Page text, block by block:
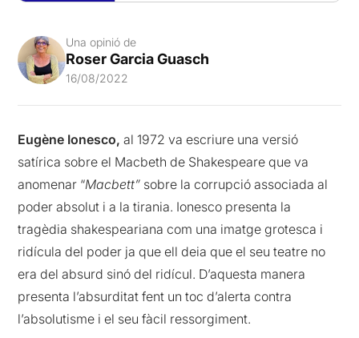
Una opinió de
Roser Garcia Guasch
16/08/2022
Eugène Ionesco,al 1972 va escriure una versió
satírica sobre el Macbeth de Shakespeare que va
anomenar “Macbett” sobre la corrupció associada al
poder absolut i a la tirania. Ionesco presenta la
tragèdia shakespeariana com una imatge grotesca i
ridícula del poder ja que ell deia que el seu teatre no
era del absurd sinó del ridícul. D’aquesta manera
presenta l’absurditat fent un toc d’alerta contra
l’absolutisme i el seu fàcil ressorgiment.